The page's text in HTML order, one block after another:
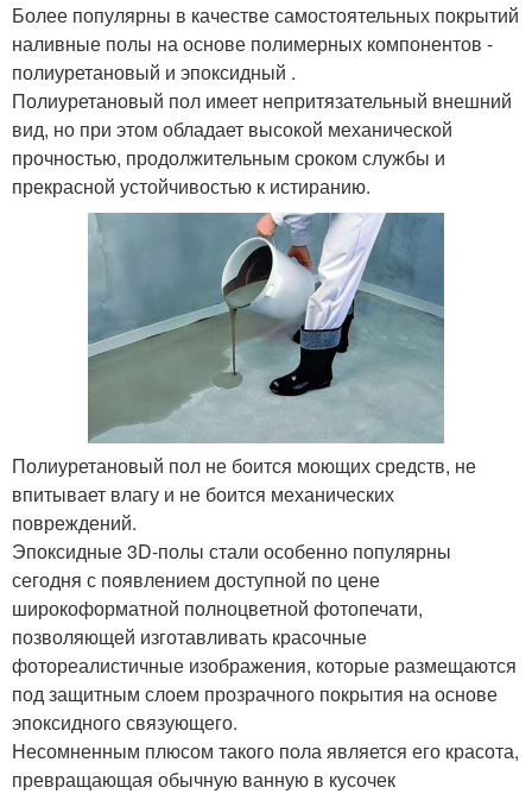
Более популярны в качестве самостоятельных покрытий
наливные полы на основе полимерных компонентов -
полиуретановый и эпоксидный .
Полиуретановый пол имеет непритязательный внешний
вид, но при этом обладает высокой механической
прочностью, продолжительным сроком службы и
прекрасной устойчивостью к истиранию.
Полиуретановый пол не боится моющих средств, не
впитывает влагу и не боится механических
повреждений.
Эпоксидные 3D-полы стали особенно популярны
сегодня с появлением доступной по цене
широкоформатной полноцветной фотопечати,
позволяющей изготавливать красочные
фотореалистичные изображения, которые размещаются
под защитным слоем прозрачного покрытия на основе
эпоксидного связующего.
Несомненным плюсом такого пола является его красота,
превращающая обычную ванную в кусочек